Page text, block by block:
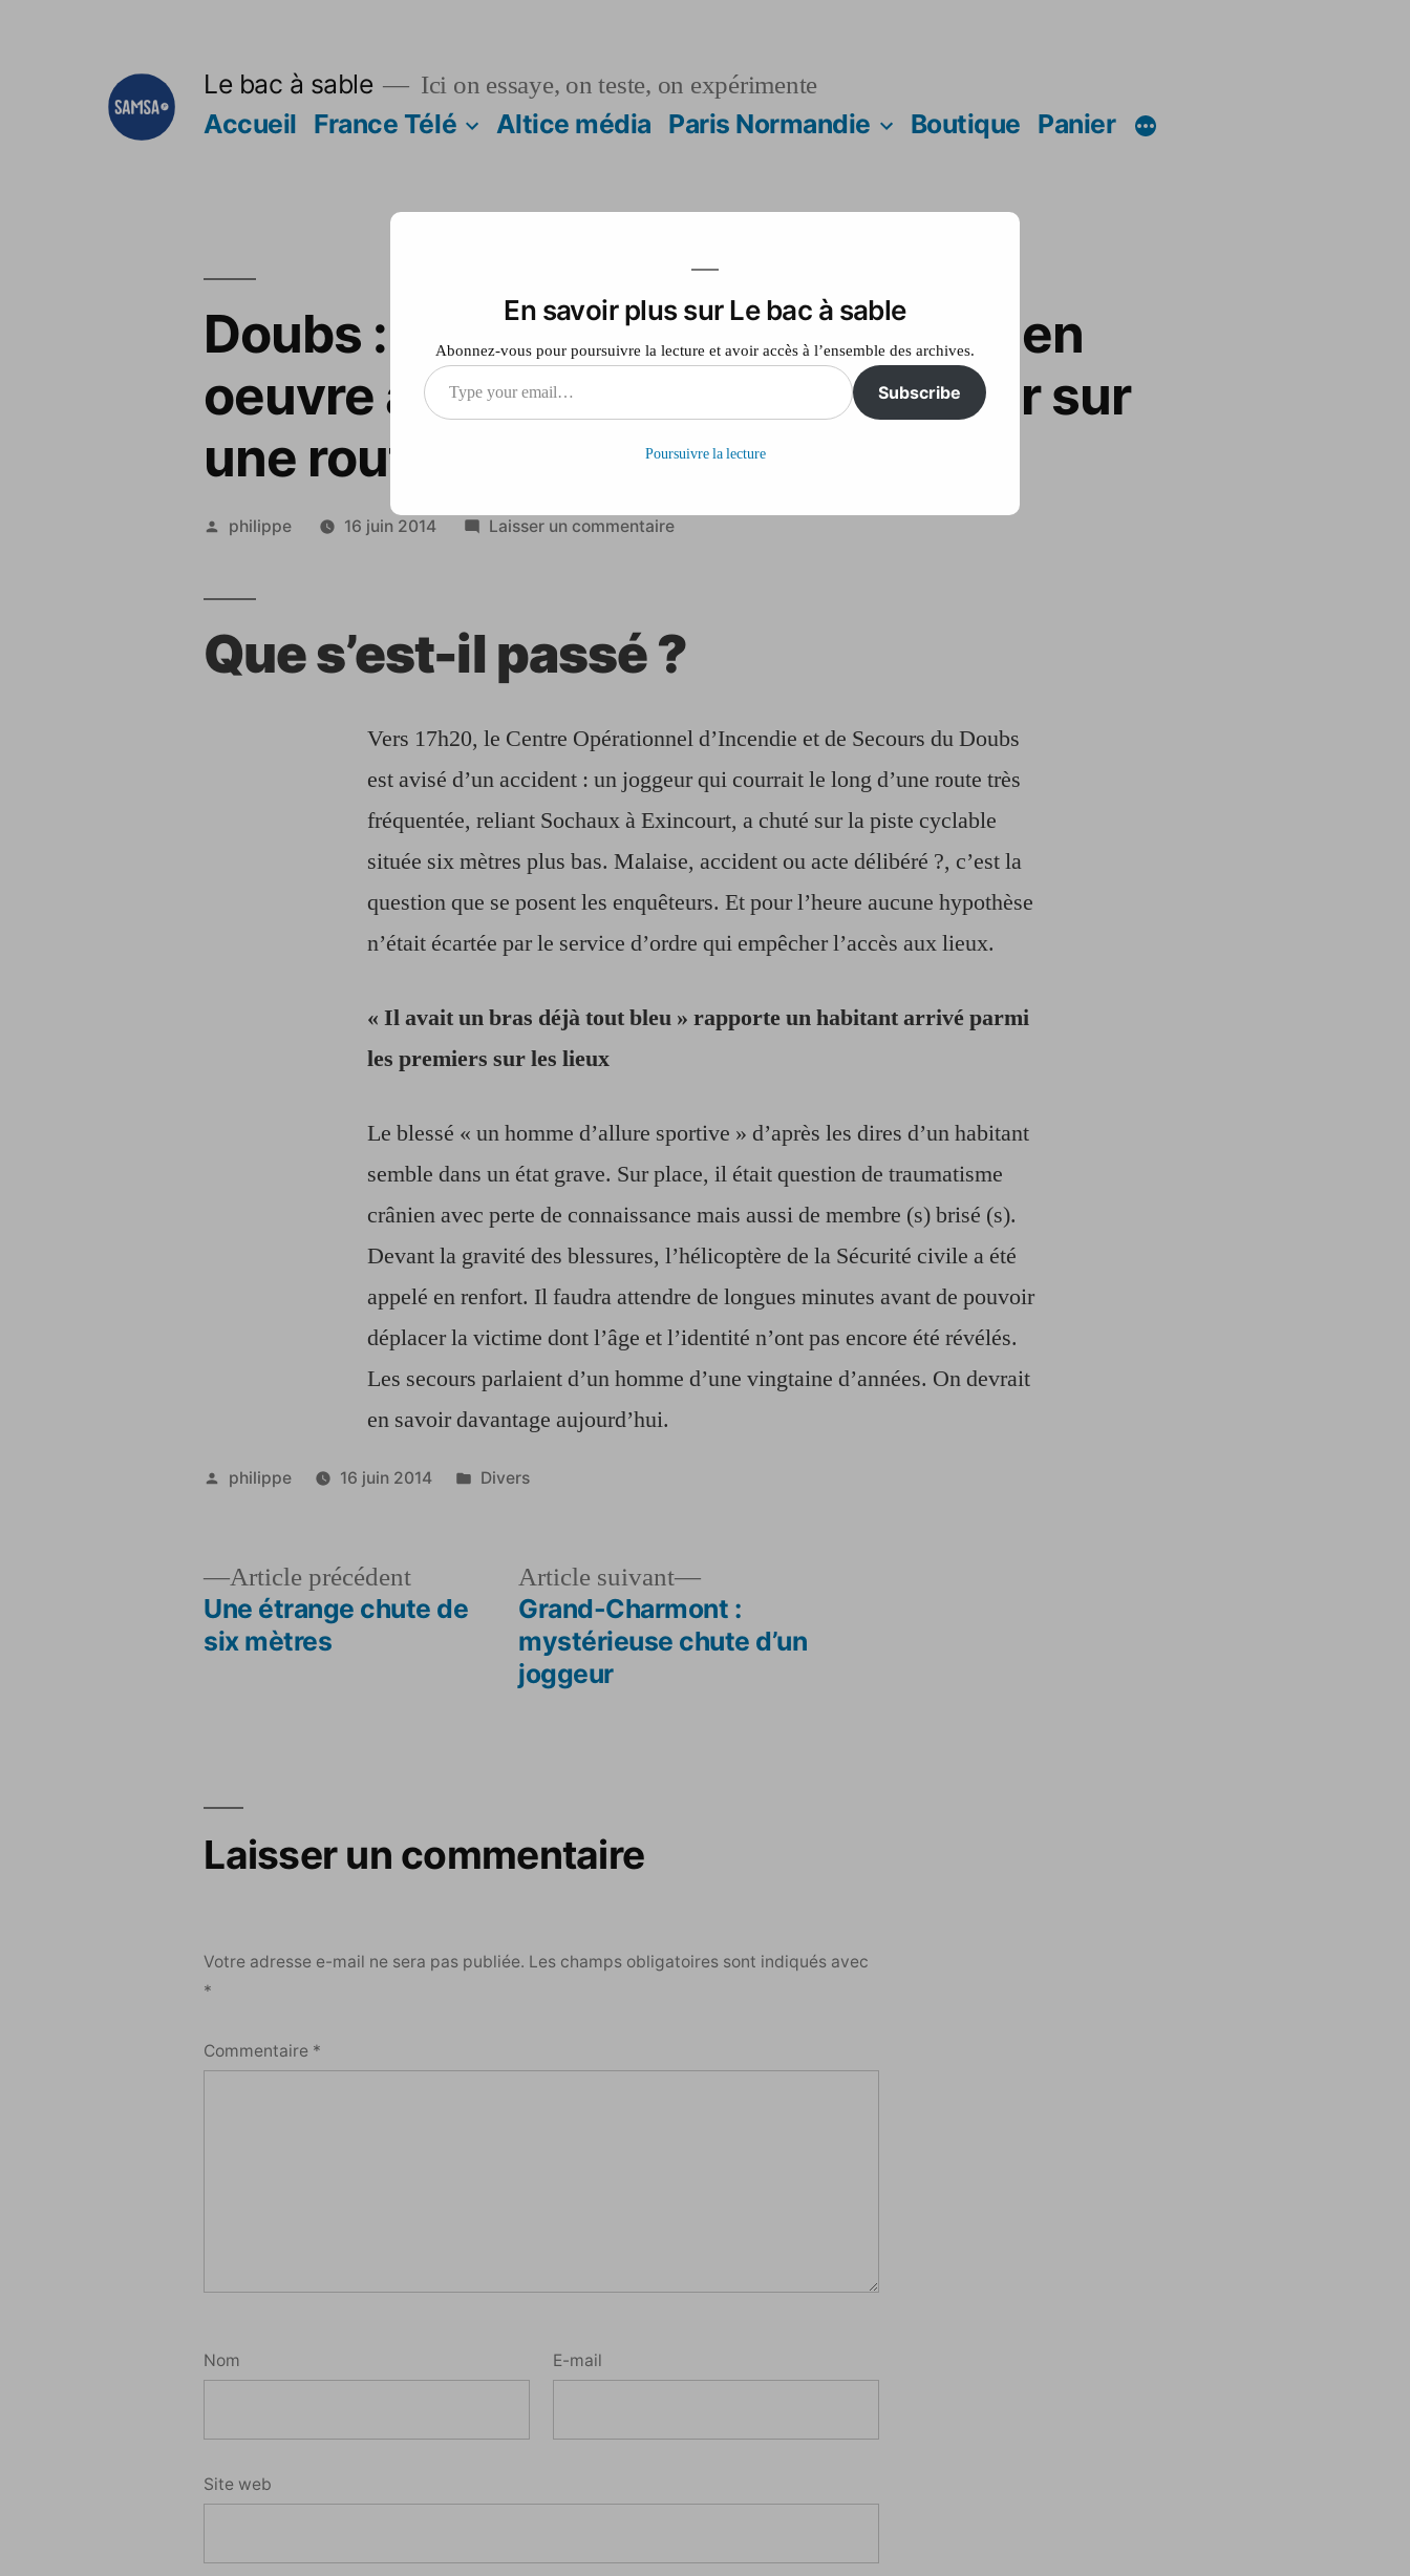
Le bac à sable Ici on essaye, on teste, on expérimente
Accueil France Télé Altice média Paris Normandie Boutique Panier
Doubs : d’importants moyens mis en
oeuvre après la chute d’un joggeur sur
une route passante
Publié
philippe 16 juin 2014 Laisser un commentairesur
moyens
mis
oeuvre
la
chute
joggeur
sur
une
Que s’est-il passé ?
Vers 17h20, le Centre Opérationnel d’Incendie et de Secours du Doubs
est avisé d’un accident : un joggeur qui courrait le long d’une route très
fréquentée, reliant Sochaux à Exincourt, a chuté sur la piste cyclable
située six mètres plus bas. Malaise, accident ou acte délibéré ?, c’est la
question que se posent les enquêteurs. Et pour l’heure aucune hypothèse
n’était écartée par le service d’ordre qui empêcher l’accès aux lieux.
« Il avait un bras déjà tout bleu » rapporte un habitant arrivé parmi
les premiers sur les lieux
Le blessé « un homme d’allure sportive » d’après les dires d’un habitant
semble dans un état grave. Sur place, il était question de traumatisme
crânien avec perte de connaissance mais aussi de membre (s) brisé (s).
Devant la gravité des blessures, l’hélicoptère de la Sécurité civile a été
appelé en renfort. Il faudra attendre de longues minutes avant de pouvoir
déplacer la victime dont l’âge et l’identité n’ont pas encore été révélés.
Les secours parlaient d’un homme d’une vingtaine d’années. On devrait
en savoir davantage aujourd’hui.
Publié
philippe 16 juin 2014
Publié
Divers
Navigation
Article précédentArticle
précédent :
Une étrange chute de
six mètres
Article suivant
Article
suivant :
Grand-Charmont :
mystérieuse chute d’un
joggeur
Laisser un commentaire
Votre adresse e-mail ne sera pas publiée. Les champs obligatoires sont indiqués avec
*
Commentaire *
Nom E-mail
Site web
En savoir plus sur Le bac à sable
Abonnez-vous pour poursuivre la lecture et avoir accès à l’ensemble des archives.
Type
your
Subscribe
Poursuivre la lecture